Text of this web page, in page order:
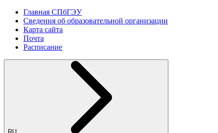
Главная СПбГЭУ
Сведения об образовательной организации
Карта сайта
Почта
Расписание